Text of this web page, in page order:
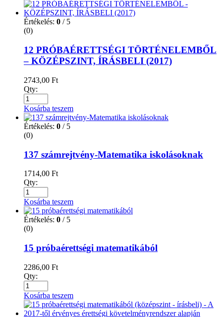
Értékelés: 0 / 5
(0)
12 PRÓBAÉRETTSÉGI TÖRTÉNELEMBŐL
– KÖZÉPSZINT, ÍRÁSBELI (2017)
2743,00 Ft
Qty:
Kosárba teszem
Értékelés: 0 / 5
(0)
137 számrejtvény-Matematika iskolásoknak
1714,00 Ft
Qty:
Kosárba teszem
Értékelés: 0 / 5
(0)
15 próbaérettségi matematikából
2286,00 Ft
Qty:
Kosárba teszem